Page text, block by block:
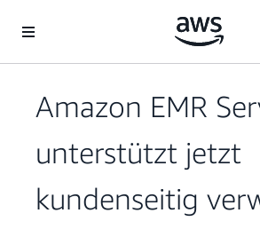
Überspringen zum Hauptinhalt
Amazon EMR
unterstützt jetzt
kundenseitig